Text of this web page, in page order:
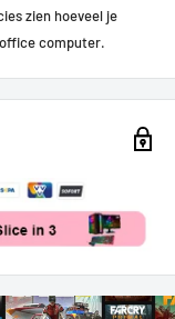
zien hoeveel je
computer.